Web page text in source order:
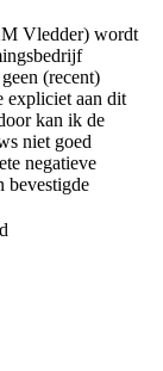
Vledder) wordt
(recent)
expliciet aan dit
kan ik de
niet goed
negatieve
bevestigde